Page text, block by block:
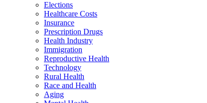
Elections
Healthcare Costs
Insurance
Prescription Drugs
Health Industry
Immigration
Reproductive Health
Technology
Rural Health
Race and Health
Aging